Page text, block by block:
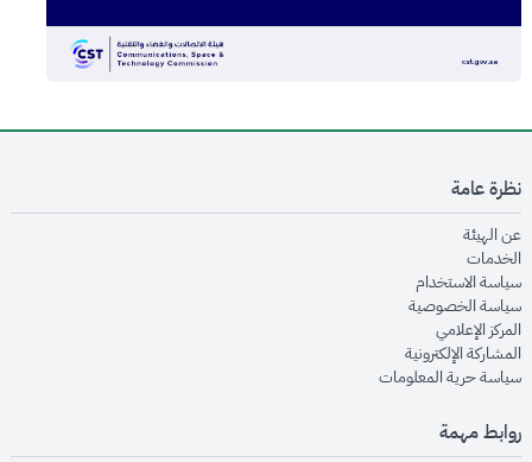
نظرة عامة
عن الهيئةopens in new window
الخدماتopens in new window
سياسة الاستخدام
سياسة الخصوصيةopens in new window
المركز الإعلاميopens in new window
المشاركة الإلكترونيةopens in new window
سياسة حرية المعلوماتopens in new window
روابط مهمة